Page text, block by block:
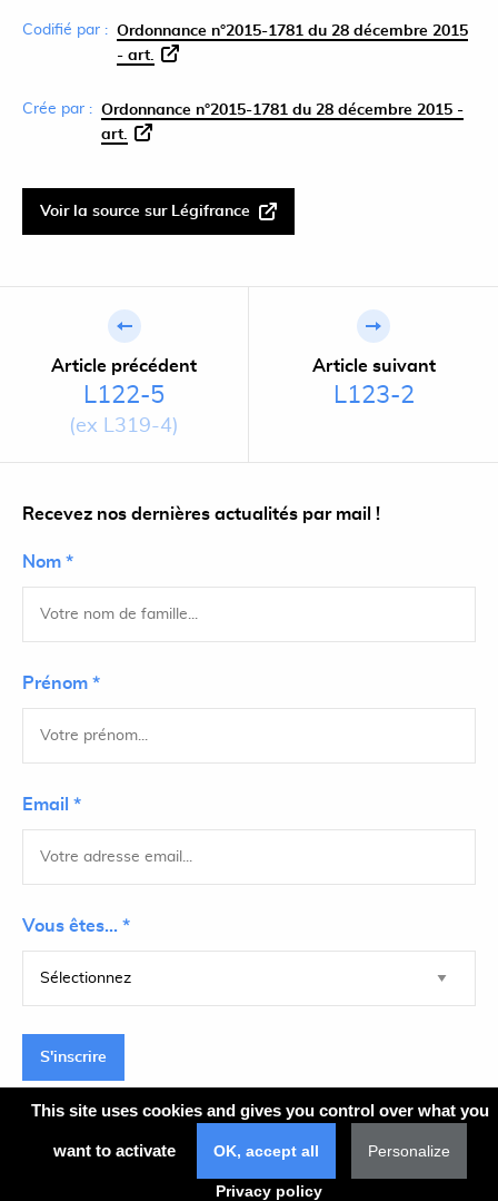
Codifié par : Ordonnance n°2015-1781 du 28 décembre 2015
- art.
Crée par : Ordonnance n°2015-1781 du 28 décembre 2015 -
art.
Voir la source sur Légifrance
Article précédent
L122-5
(ex L319-4)
Article suivant
L123-2
Recevez nos dernières actualités par mail !
Nom *
Prénom *
Email *
Vous êtes... *
S'inscrire
This site uses cookies and gives you control over what you
want to activate OK, accept all Personalize
Privacy policy